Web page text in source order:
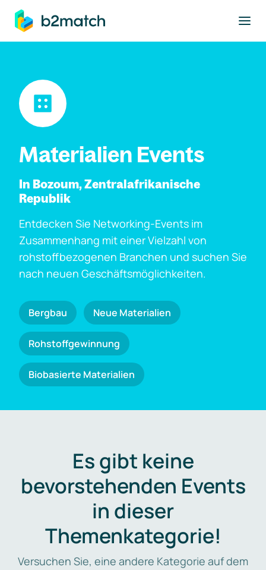
springen
Materialien Events
In Bozoum, Zentralafrikanische
Republik
Entdecken Sie Networking-Events im
Zusammenhang mit einer Vielzahl von
rohstoffbezogenen Branchen und suchen Sie
nach neuen Geschäftsmöglichkeiten.
Bergbau Neue Materialien
Rohstoffgewinnung
Biobasierte Materialien
Es gibt keine
bevorstehenden Events
in dieser
Themenkategorie!
Versuchen Sie, eine andere Kategorie auf dem